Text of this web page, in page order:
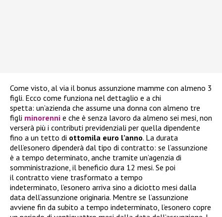
Come visto, al via il bonus assunzione mamme con almeno 3
figli. Ecco come funziona nel dettaglio e a chi
spetta: un’azienda che assume una donna con almeno tre
figli minorenni e che è senza lavoro da almeno sei mesi, non
verserà più i contributi previdenziali per quella dipendente
fino a un tetto di ottomila euro l’anno. La durata
dell’esonero dipenderà dal tipo di contratto: se l’assunzione
è a tempo determinato, anche tramite un’agenzia di
somministrazione, il beneficio dura 12 mesi. Se poi
il contratto viene trasformato a tempo
indeterminato, l’esonero arriva sino a diciotto mesi dalla
data dell’assunzione originaria. Mentre se l’assunzione
avviene fin da subito a tempo indeterminato, l’esonero copre